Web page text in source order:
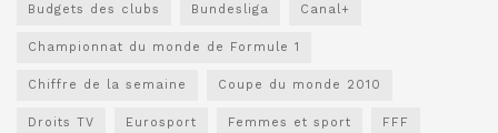
Budgets des clubs Bundesliga Canal+
Championnat du monde de Formule 1
Chiffre de la semaine Coupe du monde 2010
Droits TV Eurosport Femmes et sport FFF